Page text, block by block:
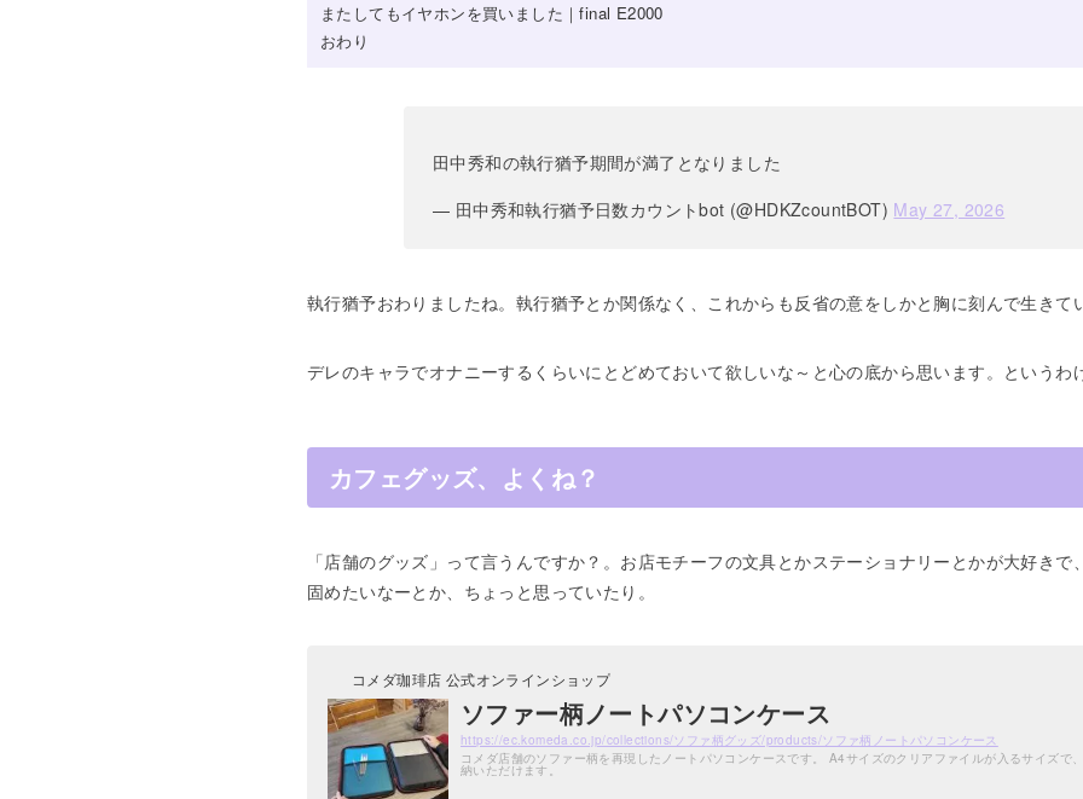
またしてもイヤホンを買いました｜final E2000
おわり
田中秀和の執行猶予期間が満了となりました
— 田中秀和執行猶予日数カウントbot (@HDKZcountBOT) May 27, 2026
執行猶予おわりましたね。執行猶予とか関係なく、これからも反省の意をしかと胸に刻んで生きて
デレのキャラでオナニーするくらいにとどめておいて欲しいな～と心の底から思います。というわ
カフェグッズ、よくね？
「店舗のグッズ」って言うんですか？。お店モチーフの文具とかステーショナリーとかが大好き
固めたいなーとか、ちょっと思っていたり。
コメダ珈琲店 公式オンラインショップ
ソファー柄ノートパソコンケース
https://ec.komeda.co.jp/collections/ソファ柄グッズ/products/ソファ柄ノートパソコンケース
コメダ店舗のソファー柄を再現したノートパソコンケースです。 A4サイズのクリアファイルが入るサイズで
納いただけます。